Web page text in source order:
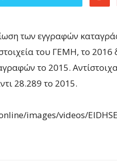
των εγγραφών
του ΓΕΜΗ, το 2016
το 2015.
28.289 το 2015.
images/videos/